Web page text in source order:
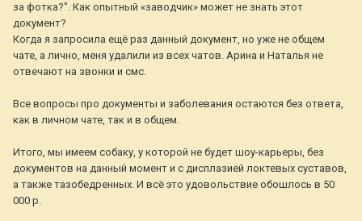
за фотка?". Как опытный «заводчик» может не знать этот
документ?
Когда я запросила ещё раз данный документ, но уже не общем
чате, а лично, меня удалили из всех чатов. Арина и Наталья не
отвечают на звонки и смс.
Все вопросы про документы и заболевания остаются без ответа,
как в личном чате, так и в общем.
Итого, мы имеем собаку, у которой не будет шоу-карьеры, без
документов на данный момент и с дисплазией локтевых суставов,
а также тазобедренных. И всё это удовольствие обошлось в 50
000 р.